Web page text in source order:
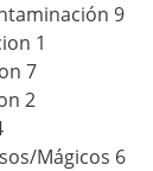
9
1
7
2
Mágicos 6